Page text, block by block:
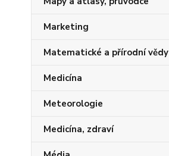
Marketing
Matematické a přírodní vědy
Medicína
Meteorologie
Medicína, zdraví